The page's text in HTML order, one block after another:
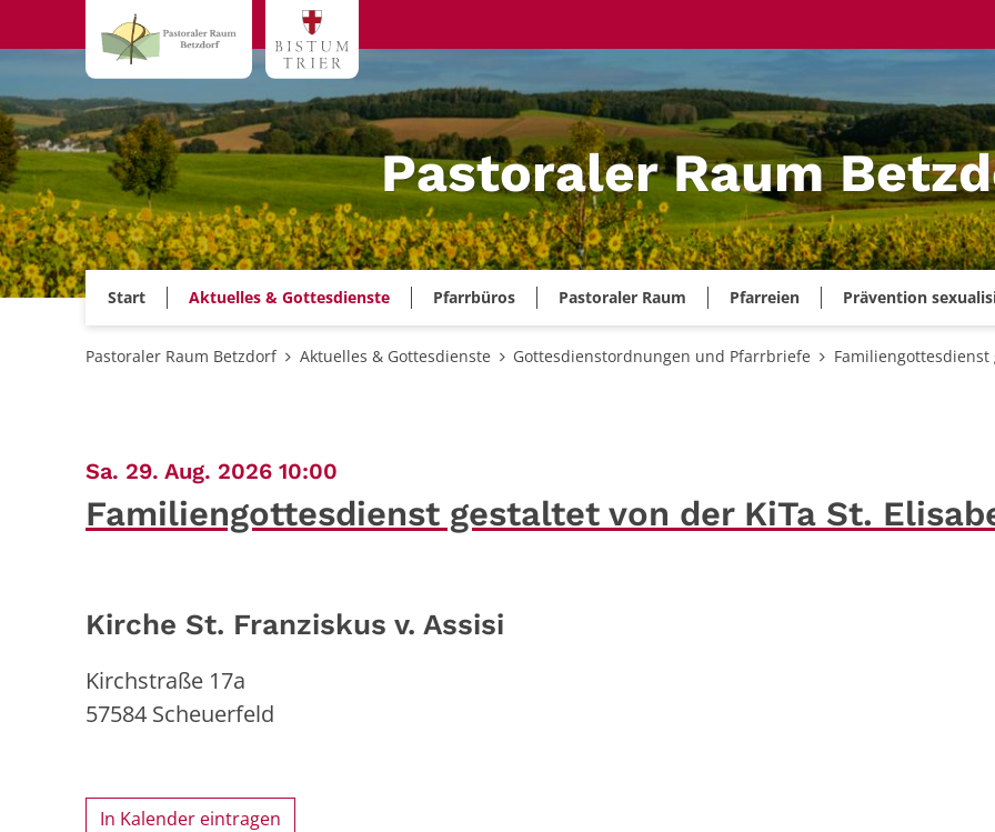
Zum Inhalt springen
Pastoraler Raum
Start Aktuelles & Gottesdienste Pfarrbüros Pastoraler Raum Pfarreien Prävention
Pastoraler Raum Betzdorf Aktuelles & Gottesdienste Gottesdienstordnungen und Pfarrbriefe Familiengottesdienst
Sa. 29. Aug. 2026 10:00
Familiengottesdienst gestaltet von der KiTa St.
Kirche St. Franziskus v. Assisi
Kirchstraße 17a
57584 Scheuerfeld
In Kalender eintragen